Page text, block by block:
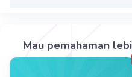
adalah T (derajat C)
(45 °C × 9/5) + 32 =
Mau pemahaman